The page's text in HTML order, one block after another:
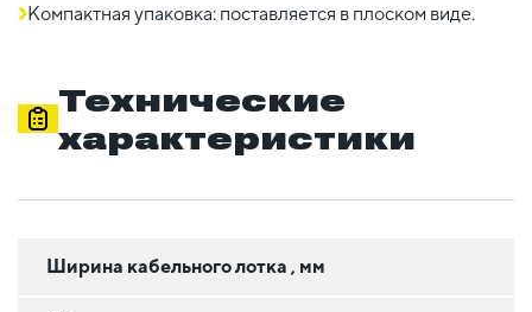
Компактная упаковка: поставляется в плоском виде.
Технические
характеристики
Ширина кабельного лотка , мм